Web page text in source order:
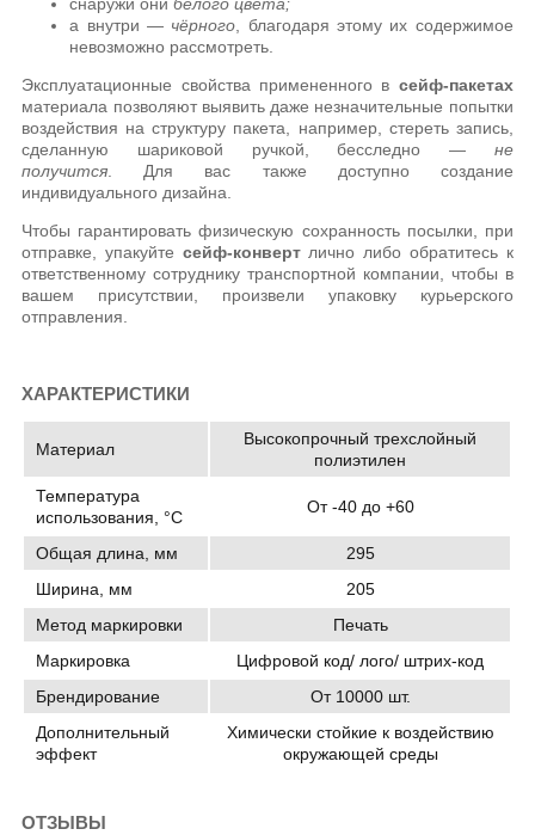
а внутри — чёрного , благодаря этому их содержимое
невозможно рассмотреть.
Эксплуатационные свойства примененного в сейф-пакетах
материала позволяют выявить даже незначительные попытки
воздействия на структуру пакета, например, стереть запись,
сделанную шариковой ручкой, бесследно — не
получится . Для вас также доступно создание
индивидуального дизайна.
Чтобы гарантировать физическую сохранность посылки, при
отправке, упакуйте сейф-конвертлично либо обратитесь к
ответственному сотруднику транспортной компании, чтобы в
вашем присутствии, произвели упаковку курьерского
отправления.
ХАРАКТЕРИСТИКИ
Материал
Высокопрочный трехслойный
полиэтилен
Температура
использования, °C
От -40 до +60
Общая длина, мм
295
Ширина, мм
205
Метод маркировки
Печать
Маркировка
Цифровой код/ лого/ штрих-код
Брендирование
От 10000 шт.
Дополнительный
эффект
Химически стойкие к воздействию
окружающей среды
ОТЗЫВЫ